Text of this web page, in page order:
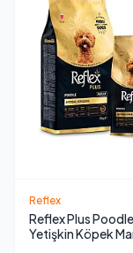
Reflex
Reflex Plus Poodle
Yetişkin Köpek